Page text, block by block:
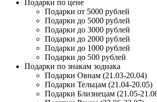
Подарки по цене
Подарки от 5000 рублей
Подарки до 5000 рублей
Подарки до 3000 рублей
Подарки до 2000 рублей
Подарки до 1000 рублей
Подарки до 500 рублей
Подарки по знакам зодиака
Подарки Овнам (21.03-20.04)
Подарки Тельцам (21.04-20.05)
Подарки Близнецам (21.05-